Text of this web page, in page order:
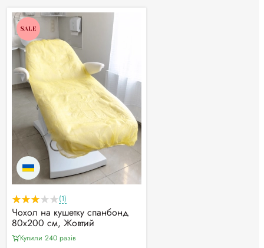
SALE
(1)
Чохол на кушетку спанбонд
80х200 см, Жовтий
Купили 240 разiв